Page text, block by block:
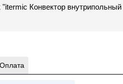
Конвектор внутрипольный
Оплата